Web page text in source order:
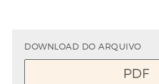
DOWNLOAD DO ARQUIVO
PDF